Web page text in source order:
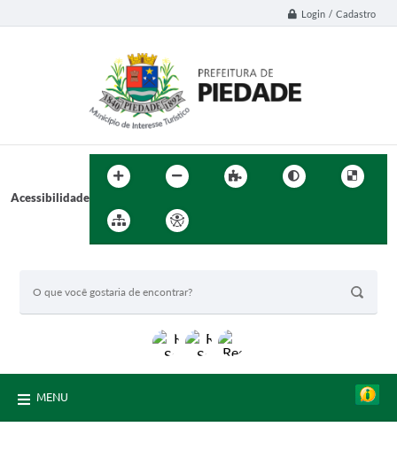
Login / Cadastro
Acessibilidade
MENU